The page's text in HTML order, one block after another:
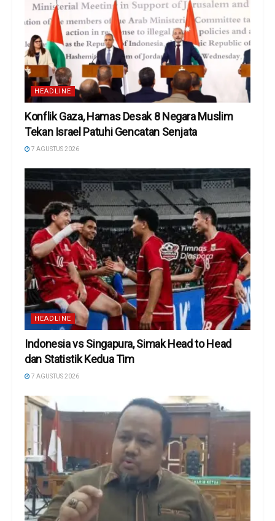
HEADLINE
Konflik Gaza, Hamas Desak 8 Negara Muslim
Tekan Israel Patuhi Gencatan Senjata
7 AGUSTUS 2026
HEADLINE
Indonesia vs Singapura, Simak Head to Head
dan Statistik Kedua Tim
7 AGUSTUS 2026